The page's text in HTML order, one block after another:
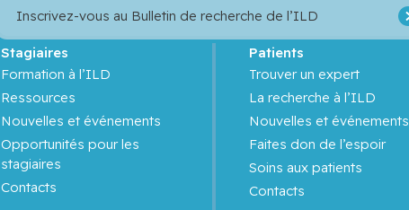
Inscrivez-vous au Bulletin de recherche de l’ILD
Stagiaires
Formation à l’ILD
Ressources
Nouvelles et événements
Opportunités pour les
stagiaires
Contacts
Patients
Trouver un expert
La recherche à l’ILD
Nouvelles et événements
Faites don de l’espoir
Soins aux patients
Contacts